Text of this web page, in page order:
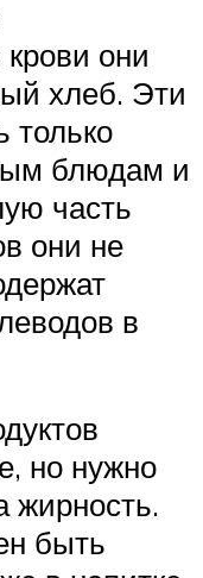
они
хлеб. Эти
только
блюдам и
часть
они не
в
но нужно
жирность.
быть